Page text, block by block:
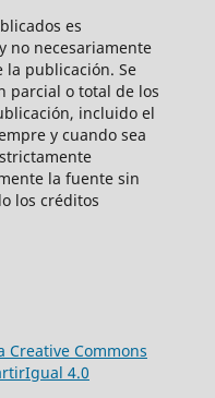
es
no necesariamente
publicación. Se
parcial o total de los
incluido el
y cuando sea
la fuente sin
los créditos
Creative Commons
4.0